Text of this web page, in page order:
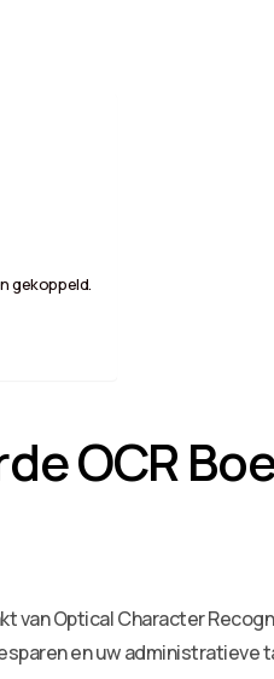
gekoppeld.
OCR
Optical Character
en uw administratieve